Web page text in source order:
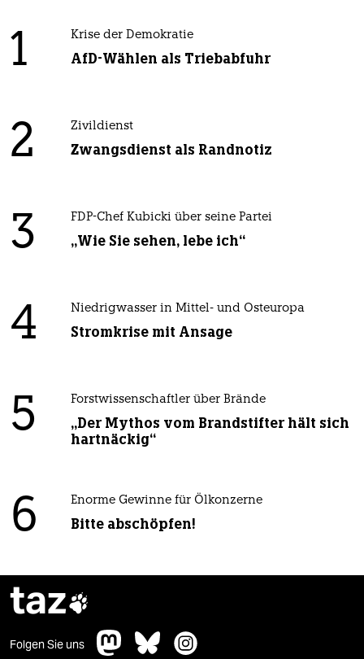
1 Krise der Demokratie
AfD-Wählen als Triebabfuhr
2 Zivildienst
Zwangsdienst als Randnotiz
3 FDP-Chef Kubicki über seine Partei
„Wie Sie sehen, lebe ich“
4 Niedrigwasser in Mittel- und Osteuropa
Stromkrise mit Ansage
5 Forstwissenschaftler über Brände
„Der Mythos vom Brandstifter hält sich
hartnäckig“
6 Enorme Gewinne für Ölkonzerne
Bitte abschöpfen!
taz
Folgen Sie uns